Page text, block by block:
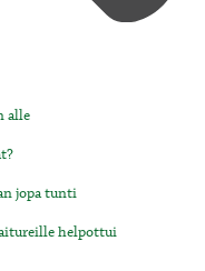
alle
jopa tunti
helpottui